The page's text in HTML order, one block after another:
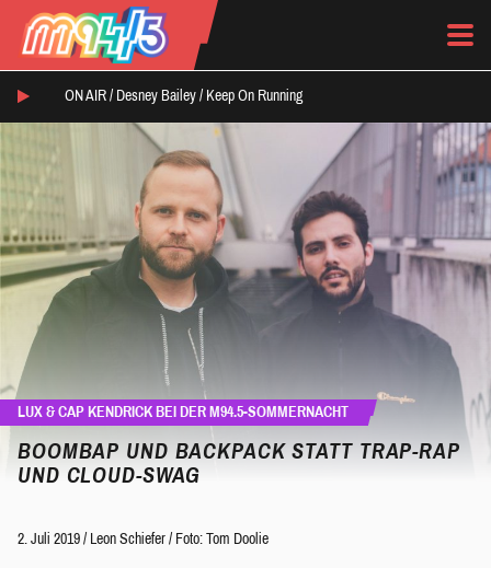
ON AIR / Desney Bailey / Keep On Running
LUX & CAP KENDRICK BEI DER M94.5-SOMMERNACHT
BOOMBAP UND BACKPACK STATT TRAP-RAP
UND CLOUD-SWAG
2. Juli 2019 / Leon Schiefer / Foto: Tom Doolie